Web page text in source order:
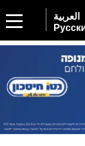
العربية